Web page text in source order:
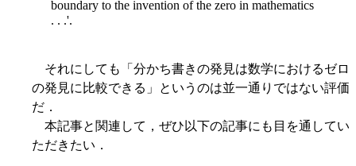
boundary to the invention of the zero in mathematics
. . .'.
それにしても「分かち書きの発見は数学におけるゼロ
の発見に比較できる」というのは並一通りではない評価
だ．
本記事と関連して，ぜひ以下の記事にも目を通してい
ただきたい．